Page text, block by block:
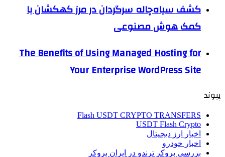
کشف سیاه‌چاله سرگردان در مرز کهکشان با
کمک هوش مصنوعی
The Benefits of Using Managed Hosting for
Your Enterprise WordPress Site
پیوند
Flash USDT CRYPTO TRANSFERS
USDT Flash Crypto
اخبار ارز دیجیتال
اخبار خودرو
بررسی بروکر ترندو در ایران بروکر